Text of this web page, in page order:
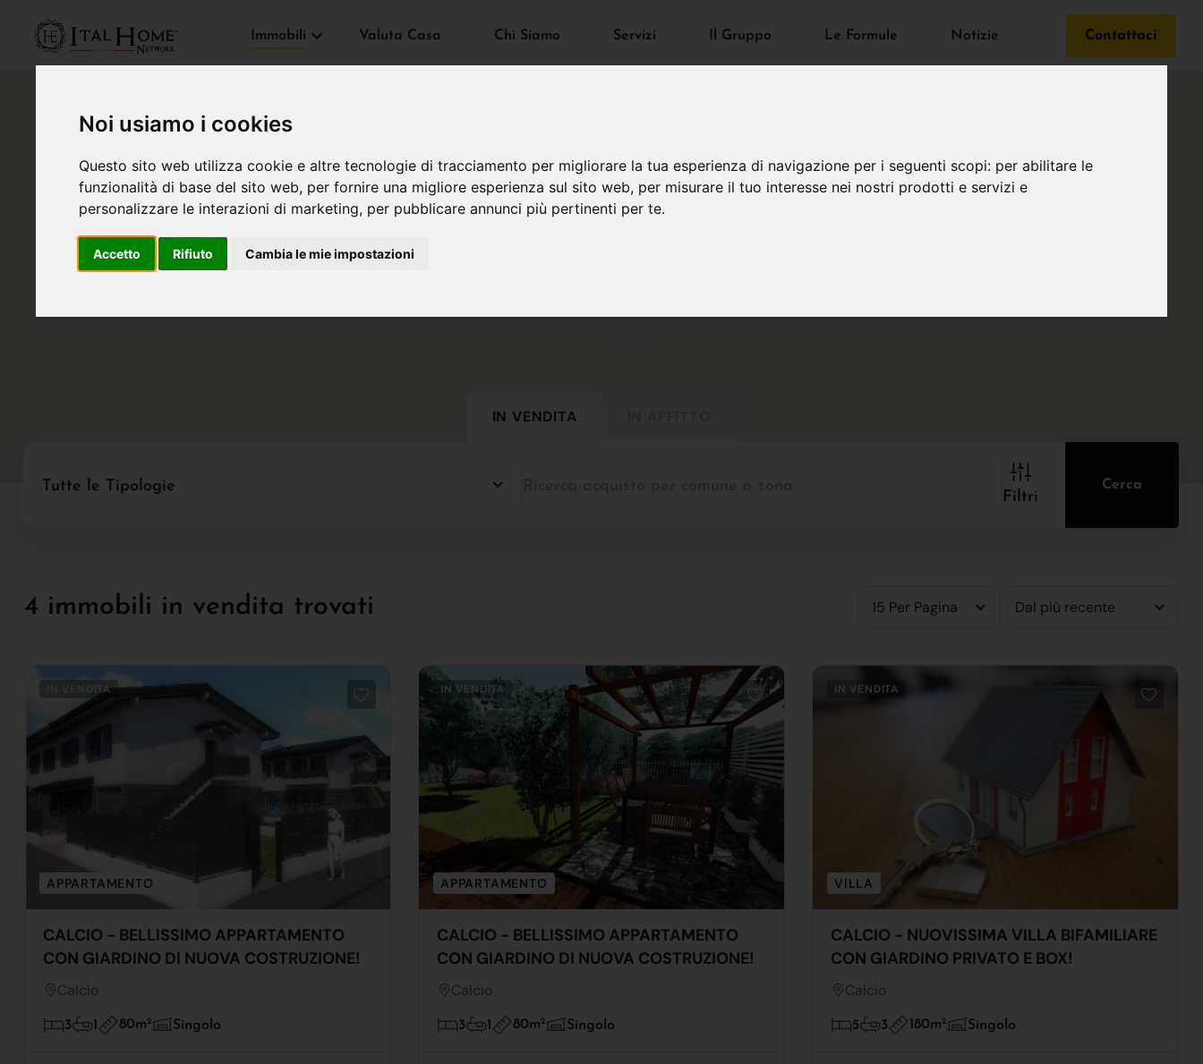
Noi usiamo i cookies
Questo sito web utilizza cookie e altre tecnologie di tracciamento per migliorare la tua esperienza di navigazione per i seguenti scopi: per abilitare le
funzionalità di base del sito web, per fornire una migliore esperienza sul sito web, per misurare il tuo interesse nei nostri prodotti e servizi e
personalizzare le interazioni di marketing, per pubblicare annunci più pertinenti per te.
Accetto Rifiuto Cambia le mie impostazioni
Immobili Valuta Casa Chi Siamo Servizi Il Gruppo Le Formule Notizie Contattaci
IN VENDITA
Tutte le Tipologie
Filtri
Cerca
4 immobili in vendita trovati 15 Per Pagina Dal più recente
IN VENDITA
APPARTAMENTO
CALCIO - BELLISSIMO APPARTAMENTO
CON GIARDINO DI NUOVA COSTRUZIONE!
Calcio
3 1 80m2 Singolo
IN VENDITA
APPARTAMENTO
CALCIO - BELLISSIMO APPARTAMENTO
CON GIARDINO DI NUOVA COSTRUZIONE!
Calcio
3 1 80m2 Singolo
IN VENDITA
VILLA
CALCIO - NUOVISSIMA VILLA BIFAMILIARE
CON GIARDINO PRIVATO E BOX!
Calcio
5 3 180m2 Singolo